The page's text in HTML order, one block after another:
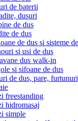
de baterii
dusuri
de dus
de dus
de dus si sisteme
si usi de dus
dus walk-in
si sifoane de dus
de dus, pare,
freestanding
hidromasaj
simple